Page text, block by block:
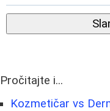
Pročitajte i...
Kozmetičar vs